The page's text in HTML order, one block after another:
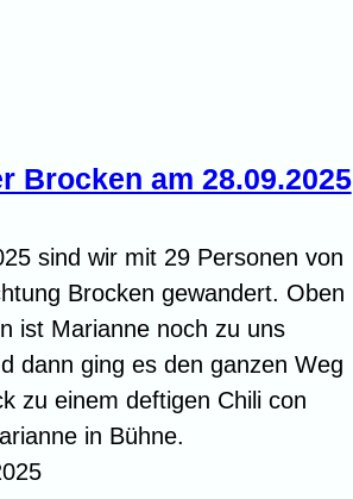
Brocken am 28.09.2025
sind wir mit 29 Personen von
Brocken gewandert. Oben
ist Marianne noch zu uns
dann ging es den ganzen Weg
zu einem deftigen Chili con
in Bühne.